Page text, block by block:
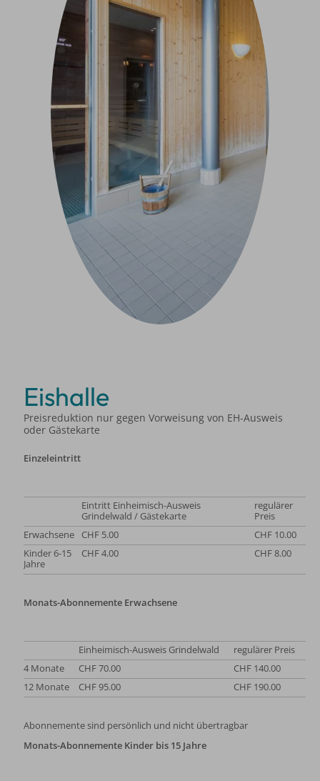
Eishalle
Preisreduktion nur gegen Vorweisung von EH-Ausweis
oder Gästekarte
Einzeleintritt
Eintritt Einheimisch-Ausweis
Grindelwald / Gästekarte
regulärer
Preis
Erwachsene
CHF 5.00
CHF 10.00
Kinder 6-15
Jahre
CHF 4.00 CHF 8.00
Monats-Abonnemente Erwachsene
Einheimisch-Ausweis Grindelwald
regulärer Preis
4 Monate
CHF 70.00
CHF 140.00
12 Monate
CHF 95.00 CHF 190.00
Abonnemente sind persönlich und nicht übertragbar
Monats-Abonnemente Kinder bis 15 Jahre